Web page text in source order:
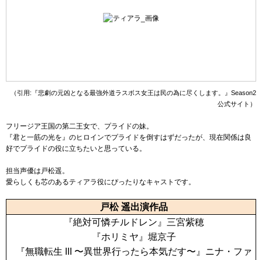
（引用:『悲劇の元凶となる最強外道ラスボス女王は民の為に尽くします。』Season2
公式サイト）
フリージア王国の第二王女で、プライドの妹。
『君と一筋の光を』のヒロインでプライドを倒すはずだったが、現在関係は良
好でプライドの役に立ちたいと思っている。
担当声優は戸松遥。
愛らしくも芯のあるティアラ役にぴったりなキャストです。
戸松 遥出演作品
『絶対可憐チルドレン』三宮紫穂
『ホリミヤ』堀京子
『無職転生 III 〜異世界行ったら本気だす〜』ニナ・ファ